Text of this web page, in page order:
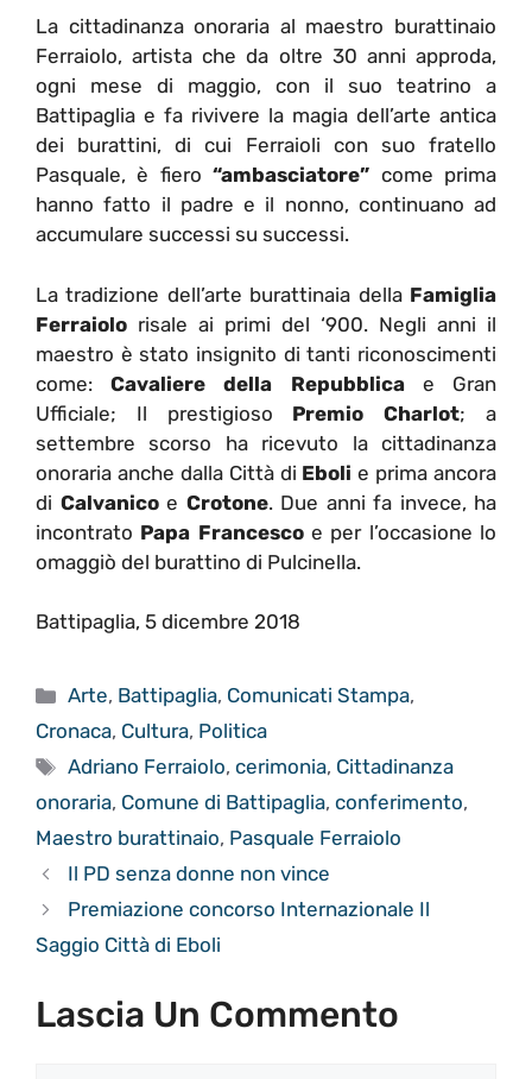
La cittadinanza onoraria al maestro burattinaio
Ferraiolo, artista che da oltre 30 anni approda,
ogni mese di maggio, con il suo teatrino a
Battipaglia e fa rivivere la magia dell’arte antica
dei burattini, di cui Ferraioli con suo fratello
Pasquale, è fiero“ambasciatore” come prima
hanno fatto il padre e il nonno, continuano ad
accumulare successi su successi.
La tradizione dell’arte burattinaia della Famiglia
Ferraiolo risale ai primi del ‘900. Negli anni il
maestro è stato insignito di tanti riconoscimenti
come:Cavaliere della Repubblicae Gran
Ufficiale; Il prestigioso Premio Charlot; a
settembre scorso ha ricevuto la cittadinanza
onoraria anche dalla Città di Eboli e prima ancora
di Calvanicoe Crotone. Due anni fa invece, ha
incontrato Papa Francescoe per l’occasione lo
omaggiò del burattino di Pulcinella.
Battipaglia, 5 dicembre 2018
Categorie
Arte, Battipaglia, Comunicati Stampa,
Cronaca, Cultura, Politica
Tag
Adriano Ferraiolo,cerimonia, Cittadinanza
onoraria, Comune di Battipaglia, conferimento,
Maestro burattinaio, Pasquale Ferraiolo
Il PD senza donne non vince
Premiazione concorso Internazionale Il
Saggio Città di Eboli
Lascia Un Commento